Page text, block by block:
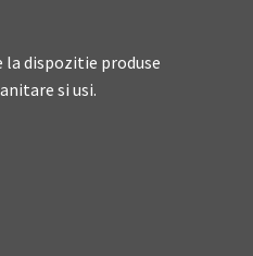
la dispozitie produse
si usi.